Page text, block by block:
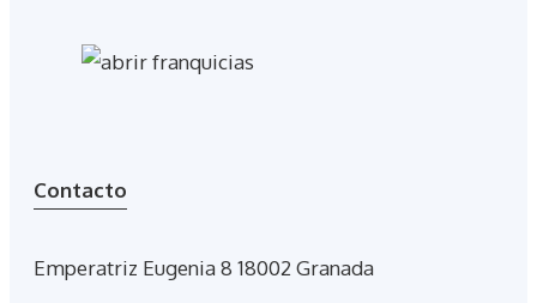
Contacto
Emperatriz Eugenia 8 18002 Granada